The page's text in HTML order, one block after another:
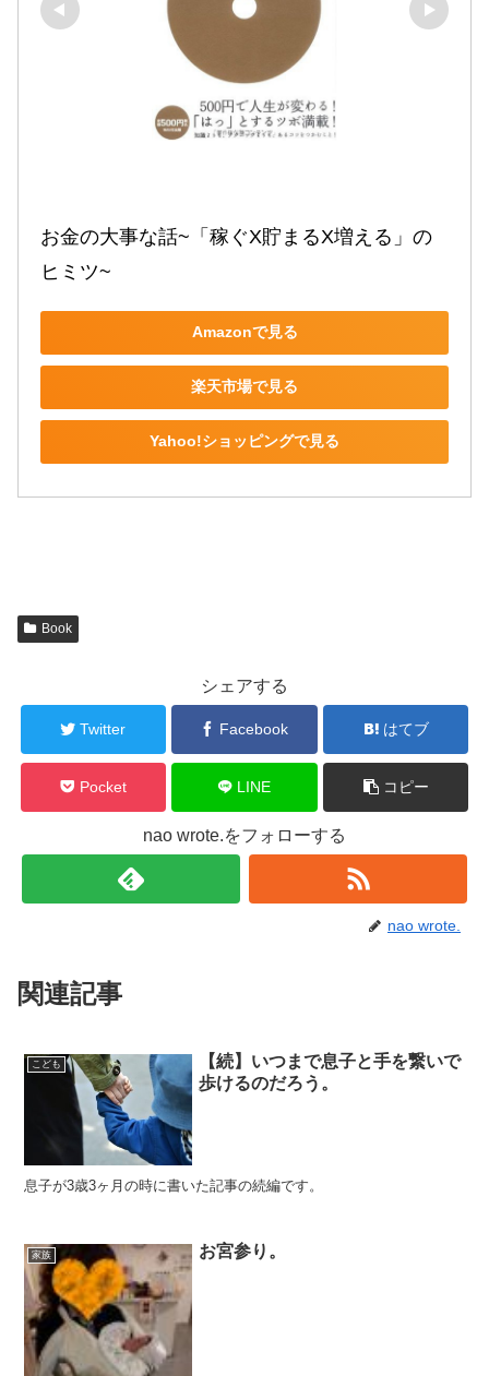
お金の大事な話~「稼ぐX貯まるX増える」の
ヒミツ~
Amazonで見る
楽天市場で見る
Yahoo!ショッピングで見る
Book
シェアする
Twitter Facebook はてブ
Pocket LINE コピー
nao wrote.をフォローする
nao wrote.
関連記事
こども
【続】いつまで息子と手を繋いで
歩けるのだろう。
息子が3歳3ヶ月の時に書いた記事の続編です。
家族 お宮参り。